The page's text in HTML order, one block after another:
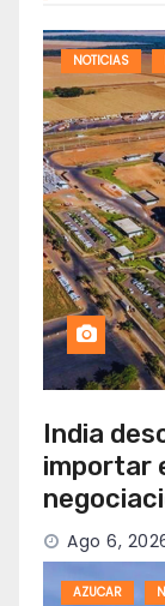
NOTICIAS
India
importar
Ago 6,
AZUCAR